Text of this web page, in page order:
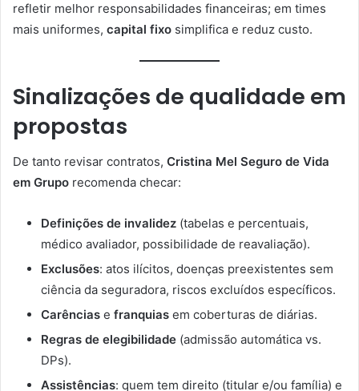
refletir melhor responsabilidades financeiras; em times
mais uniformes, capital fixo simplifica e reduz custo.
Sinalizações de qualidade em
propostas
De tanto revisar contratos, Cristina Mel Seguro de Vida
em Grupo recomenda checar:
Definições de invalidez (tabelas e percentuais,
médico avaliador, possibilidade de reavaliação).
Exclusões: atos ilícitos, doenças preexistentes sem
ciência da seguradora, riscos excluídos específicos.
Carências e franquias em coberturas de diárias.
Regras de elegibilidade (admissão automática vs.
DPs).
Assistências: quem tem direito (titular e/ou família) e